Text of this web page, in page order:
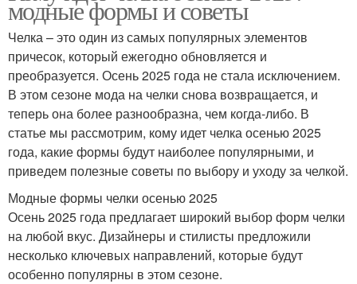
модные формы и советы
Челка – это один из самых популярных элементов
причесок, который ежегодно обновляется и
преобразуется. Осень 2025 года не стала исключением.
В этом сезоне мода на челки снова возвращается, и
теперь она более разнообразна, чем когда-либо. В
статье мы рассмотрим, кому идет челка осенью 2025
года, какие формы будут наиболее популярными, и
приведем полезные советы по выбору и уходу за челкой.
Модные формы челки осенью 2025
Осень 2025 года предлагает широкий выбор форм челки
на любой вкус. Дизайнеры и стилисты предложили
несколько ключевых направлений, которые будут
особенно популярны в этом сезоне.